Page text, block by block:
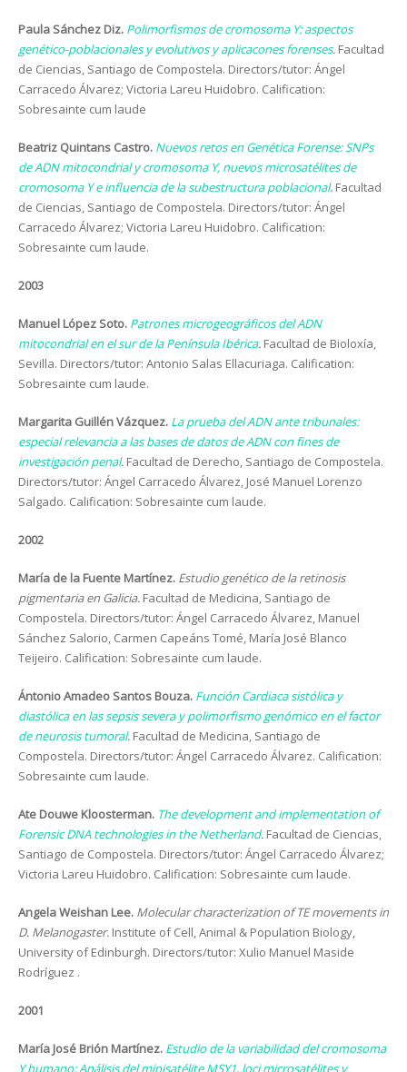
Paula Sánchez Diz. Polimorfismos de cromosoma Y: aspectos
genético-poblacionales y evolutivos y aplicacones forenses. Facultad
de Ciencias, Santiago de Compostela. Directors/tutor: Ángel
Carracedo Álvarez; Victoria Lareu Huidobro. Calification:
Sobresainte cum laude
Beatriz Quintans Castro. Nuevos retos en Genética Forense: SNPs
de ADN mitocondrial y cromosoma Y, nuevos microsatélites de
cromosoma Y e influencia de la subestructura poblacional. Facultad
de Ciencias, Santiago de Compostela. Directors/tutor: Ángel
Carracedo Álvarez; Victoria Lareu Huidobro. Calification:
Sobresainte cum laude.
2003
Manuel López Soto. Patrones microgeográficos del ADN
mitocondrial en el sur de la Península Ibérica. Facultad de Bioloxía,
Sevilla. Directors/tutor: Antonio Salas Ellacuriaga. Calification:
Sobresainte cum laude.
Margarita Guillén Vázquez. La prueba del ADN ante tribunales:
especial relevancia a las bases de datos de ADN con fines de
investigación penal. Facultad de Derecho, Santiago de Compostela.
Directors/tutor: Ángel Carracedo Álvarez, José Manuel Lorenzo
Salgado. Calification: Sobresainte cum laude.
2002
María de la Fuente Martínez. Estudio genético de la retinosis
pigmentaria en Galicia. Facultad de Medicina, Santiago de
Compostela. Directors/tutor: Ángel Carracedo Álvarez, Manuel
Sánchez Salorio, Carmen Capeáns Tomé, María José Blanco
Teijeiro. Calification: Sobresainte cum laude.
Ántonio Amadeo Santos Bouza. Función Cardiaca sistólica y
diastólica en las sepsis severa y polimorfismo genómico en el factor
de neurosis tumoral. Facultad de Medicina, Santiago de
Compostela. Directors/tutor: Ángel Carracedo Álvarez. Calification:
Sobresainte cum laude.
Ate Douwe Kloosterman. The development and implementation of
Forensic DNA technologies in the Netherland. Facultad de Ciencias,
Santiago de Compostela. Directors/tutor: Ángel Carracedo Álvarez;
Victoria Lareu Huidobro. Calification: Sobresainte cum laude.
Angela Weishan Lee. Molecular characterization of TE movements in
D. Melanogaster. Institute of Cell, Animal & Population Biology,
University of Edinburgh. Directors/tutor: Xulio Manuel Maside
Rodríguez .
2001
María José Brión Martínez. Estudio de la variabilidad del cromosoma
Y humano: Análisis del minisatélite MSY1, loci microsatélites y